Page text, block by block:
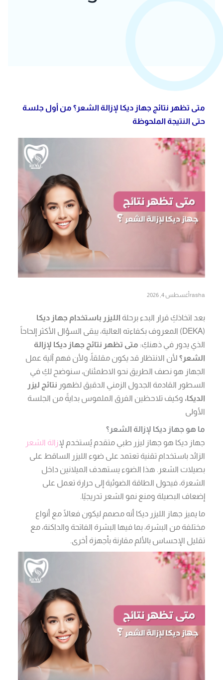
متى تظهر نتائج جهاز ديكا لإزالة الشعر؟ من أول جلسة
حتى النتيجة الملحوظة
rasha أغسطس 4, 2026
بعد اتخاذكِ قرار البدء برحلة الليزر باستخدام جهاز ديكا
(DEKA) المعروف بكفاءته العالية، يبقى السؤال الأكثر إلحاحاً
الذي يدور في ذهنكِ: متى تظهر نتائج جهاز ديكا لإزالة
الشعر؟ لأن الانتظار قد يكون مقلقاً، ولأن فهم آلية عمل
الجهاز هو نصف الطريق نحو الاطمئنان، سنوضح لكِ في
السطور القادمة الجدول الزمني الدقيق لظهور نتائج ليزر
الديكا، وكيف تلاحظين الفرق الملموس بدايةً من الجلسة
الأولى
ما هو جهاز ديكا لإزالة الشعر؟
جهاز ديكا هو جهاز ليزر طبي متقدم يُستخدم لإزالة الشعر
الزائد باستخدام تقنية تعتمد على ضوء الليزر الساقط على
بصيلات الشعر. هذا الضوء يستهدف الميلانين داخل
الشعرة، فيحول الطاقة الضوئية إلى حرارة تعمل على
إضعاف البصيلة ومنع نمو الشعر تدريجيًا.
ما يميز جهاز الليزر ديكا أنه مصمم ليكون فعالًا مع أنواع
مختلفة من البشرة، بما فيها البشرة الفاتحة والداكنة، مع
تقليل الإحساس بالألم مقارنة بأجهزة أخرى.